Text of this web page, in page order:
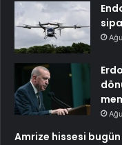
Amrize hissesi